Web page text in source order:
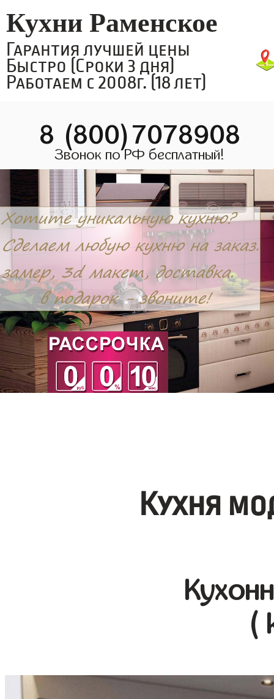
Кухни Раменское
Гарантия лучшей цены
Быстро (Сроки 3 дня)
Работаем с 2008г. (18 лет)
8 (800)7078908
Звонок по РФ бесплатный!
Кухня
(